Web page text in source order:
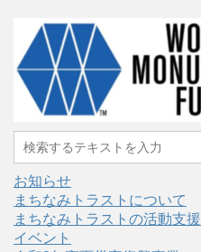
お知らせ
まちなみトラストについて
まちなみトラストの活動支援
イベント